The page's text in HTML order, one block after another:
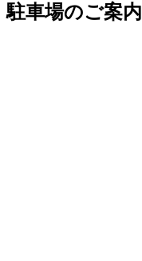
駐車場のご案内